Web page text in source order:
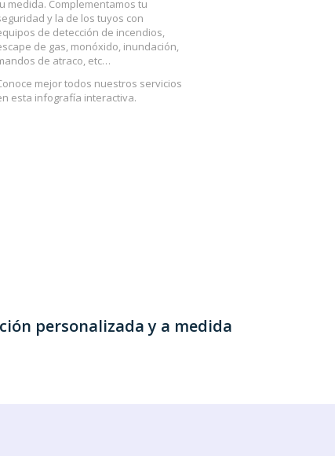
medida. Complementamos tu
y la de los tuyos con
de detección de incendios,
de gas, monóxido, inundación,
de atraco, etc…
mejor todos nuestros servicios
esta infografía interactiva.
personalizada y a medida